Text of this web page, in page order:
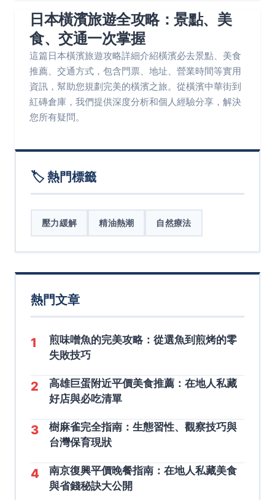
日本橫濱旅遊全攻略：景點、美
食、交通一次掌握
這篇日本橫濱旅遊攻略詳細介紹橫濱必去景點、美食
推薦、交通方式，包含門票、地址、營業時間等實用
資訊，幫助您規劃完美的橫濱之旅。從橫濱中華街到
紅磚倉庫，我們提供深度分析和個人經驗分享，解決
您所有疑問。
🏷️ 熱門標籤
壓力緩解 精油熱潮 自然療法
熱門文章
1
煎味噌魚的完美攻略：從選魚到煎烤的零
失敗技巧
2
高雄巨蛋附近平價美食推薦：在地人私藏
好店與必吃清單
3
樹麻雀完全指南：生態習性、觀察技巧與
台灣保育現狀
4
南京復興平價晚餐指南：在地人私藏美食
與省錢秘訣大公開